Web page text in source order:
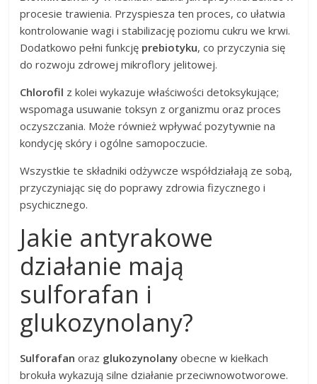
procesie trawienia. Przyspiesza ten proces, co ułatwia
kontrolowanie wagi i stabilizację poziomu cukru we krwi.
Dodatkowo pełni funkcję prebiotyku, co przyczynia się
do rozwoju zdrowej mikroflory jelitowej.
Chlorofil z kolei wykazuje właściwości detoksykujące;
wspomaga usuwanie toksyn z organizmu oraz proces
oczyszczania. Może również wpływać pozytywnie na
kondycję skóry i ogólne samopoczucie.
Wszystkie te składniki odżywcze współdziałają ze sobą,
przyczyniając się do poprawy zdrowia fizycznego i
psychicznego.
Jakie antyrakowe
działanie mają
sulforafan i
glukozynolany?
Sulforafan oraz glukozynolany obecne w kiełkach
brokuła wykazują silne działanie przeciwnowotworowe.